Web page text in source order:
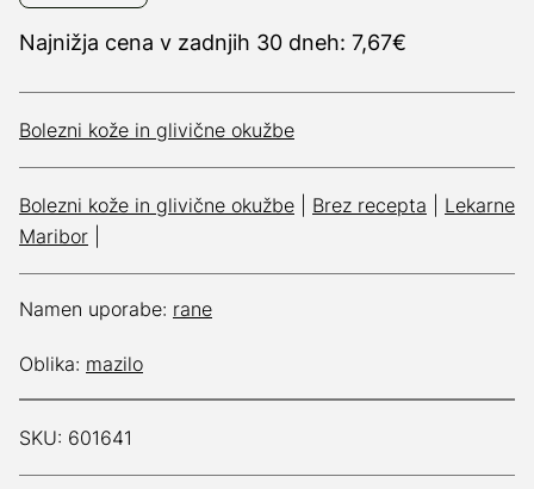
Najnižja cena v zadnjih 30 dneh: 7,67€
Bolezni kože in glivične okužbe
Bolezni kože in glivične okužbe Brez recepta
Lekarne
Maribor
Namen uporabe: rane
Oblika: mazilo
SKU: 601641